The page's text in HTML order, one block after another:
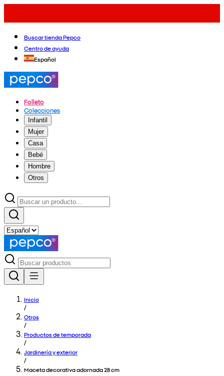
Buscar tienda Pepco
Centro de ayuda
Español
Folleto
Colecciones
Infantil
Mujer
Casa
Bebé
Hombre
Otros
Inicio
/
Otros
/
Productos de temporada
/
Jardinería y exterior
/
Maceta decorativa adornada 28 cm